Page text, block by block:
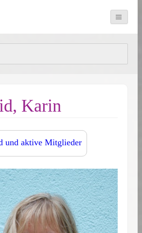
Karin
und aktive Mitglieder